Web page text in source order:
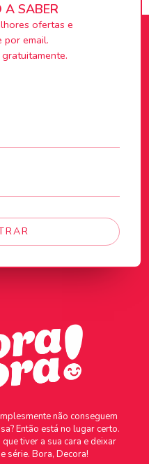
A SABER
ofertas e
por email.
não conseguem
Então está no lugar certo.
tiver a sua cara e deixar
série. Bora, Decora!